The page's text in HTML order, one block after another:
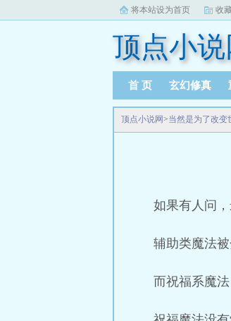
将本站设为首页 收
顶点小
首 页 玄幻修真
顶点小说网>当然是为了改变
如果有人问
辅助类魔法
而祝福系魔